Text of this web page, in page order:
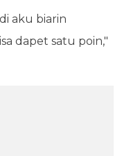
aku biarin
dapet satu poin,"